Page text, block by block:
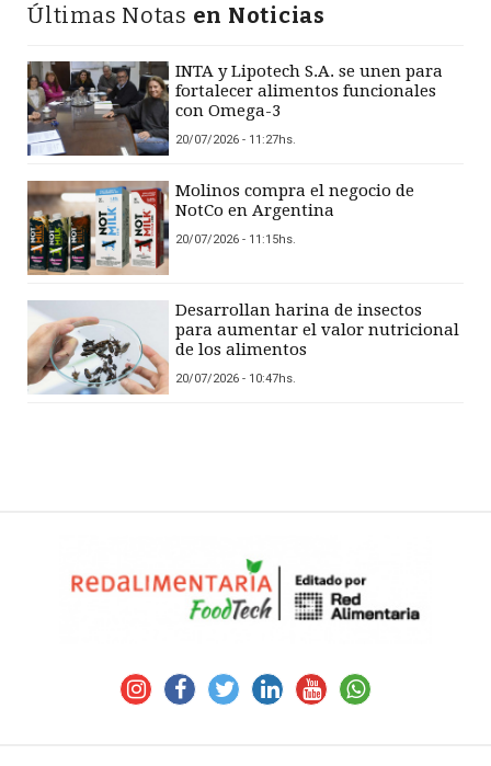
Últimas Notas en Noticias
INTA y Lipotech S.A. se unen para
fortalecer alimentos funcionales
con Omega-3
20/07/2026 - 11:27hs.
Molinos compra el negocio de
NotCo en Argentina
20/07/2026 - 11:15hs.
Desarrollan harina de insectos
para aumentar el valor nutricional
de los alimentos
20/07/2026 - 10:47hs.